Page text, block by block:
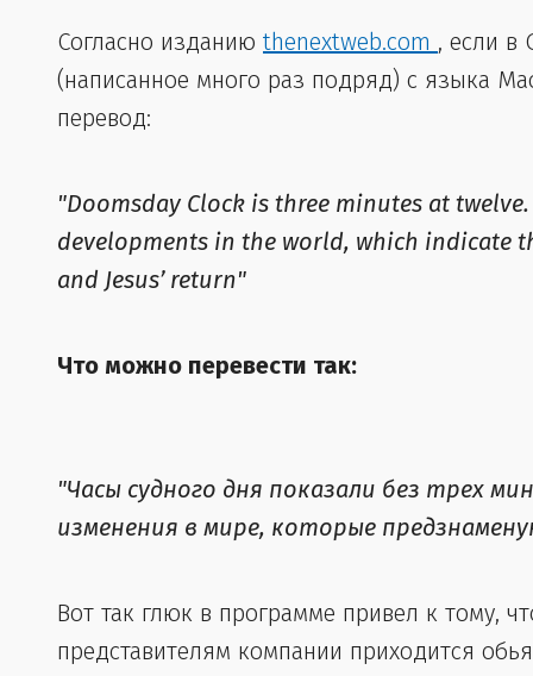
Согласно изданию thenextweb.com , если в
(написанное много раз подряд) с языка
перевод:
"Doomsday Clock is three minutes at
developments in the world, which indicate
and Jesus’ return"
Что можно перевести так:
"Часы судного дня показали без трех
изменения в мире, которые
Вот так глюк в программе привел к тому,
представителям компании приходится